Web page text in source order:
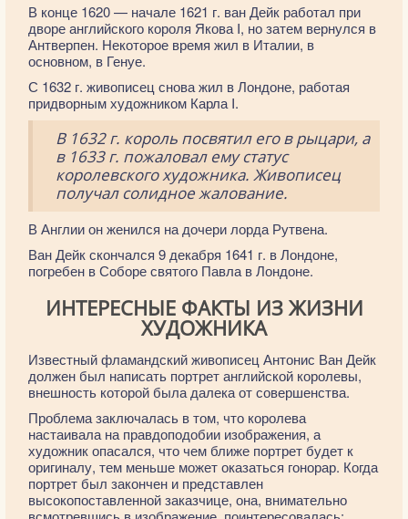
В конце 1620 — начале 1621 г. ван Дейк работал при
дворе английского короля Якова I, но затем вернулся в
Антверпен. Некоторое время жил в Италии, в
основном, в Генуе.
С 1632 г. живописец снова жил в Лондоне, работая
придворным художником Карла I.
В 1632 г. король посвятил его в рыцари, а
в 1633 г. пожаловал ему статус
королевского художника. Живописец
получал солидное жалование.
В Англии он женился на дочери лорда Рутвена.
Ван Дейк скончался 9 декабря 1641 г. в Лондоне,
погребен в Соборе святого Павла в Лондоне.
ИНТЕРЕСНЫЕ ФАКТЫ ИЗ ЖИЗНИ
ХУДОЖНИКА
Известный фламандский живописец Антонис Ван Дейк
должен был написать портрет английской королевы,
внешность которой была далека от совершенства.
Проблема заключалась в том, что королева
настаивала на правдоподобии изображения, а
художник опасался, что чем ближе портрет будет к
оригиналу, тем меньше может оказаться гонорар. Когда
портрет был закончен и представлен
высокопоставленной заказчице, она, внимательно